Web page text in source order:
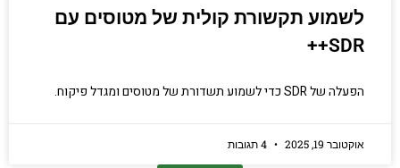
לשמוע תקשורת קולית של מטוסים עם
SDR++
הפעלה של SDR כדי לשמוע תשדורת של מטוסים ומגדל פיקוח.
אוקטובר 19, 2025